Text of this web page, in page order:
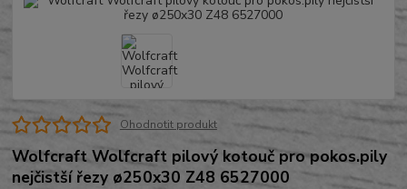
Ohodnotit produkt
Wolfcraft Wolfcraft pilový kotouč pro pokos.pily
nejčistší řezy ø250x30 Z48 6527000